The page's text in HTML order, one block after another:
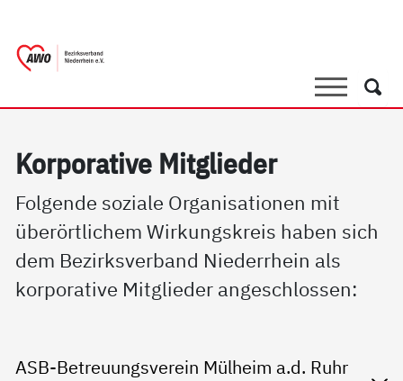
SucheSuche
Kor­po­ra­ti­ve Mit­g­lie­der
Folgende soziale Organisationen mit
überörtlichem Wirkungskreis haben sich
dem Bezirksverband Niederrhein als
korporative Mitglieder angeschlossen:
ASB-Betreuungsverein Mülheim a.d. Ruhr